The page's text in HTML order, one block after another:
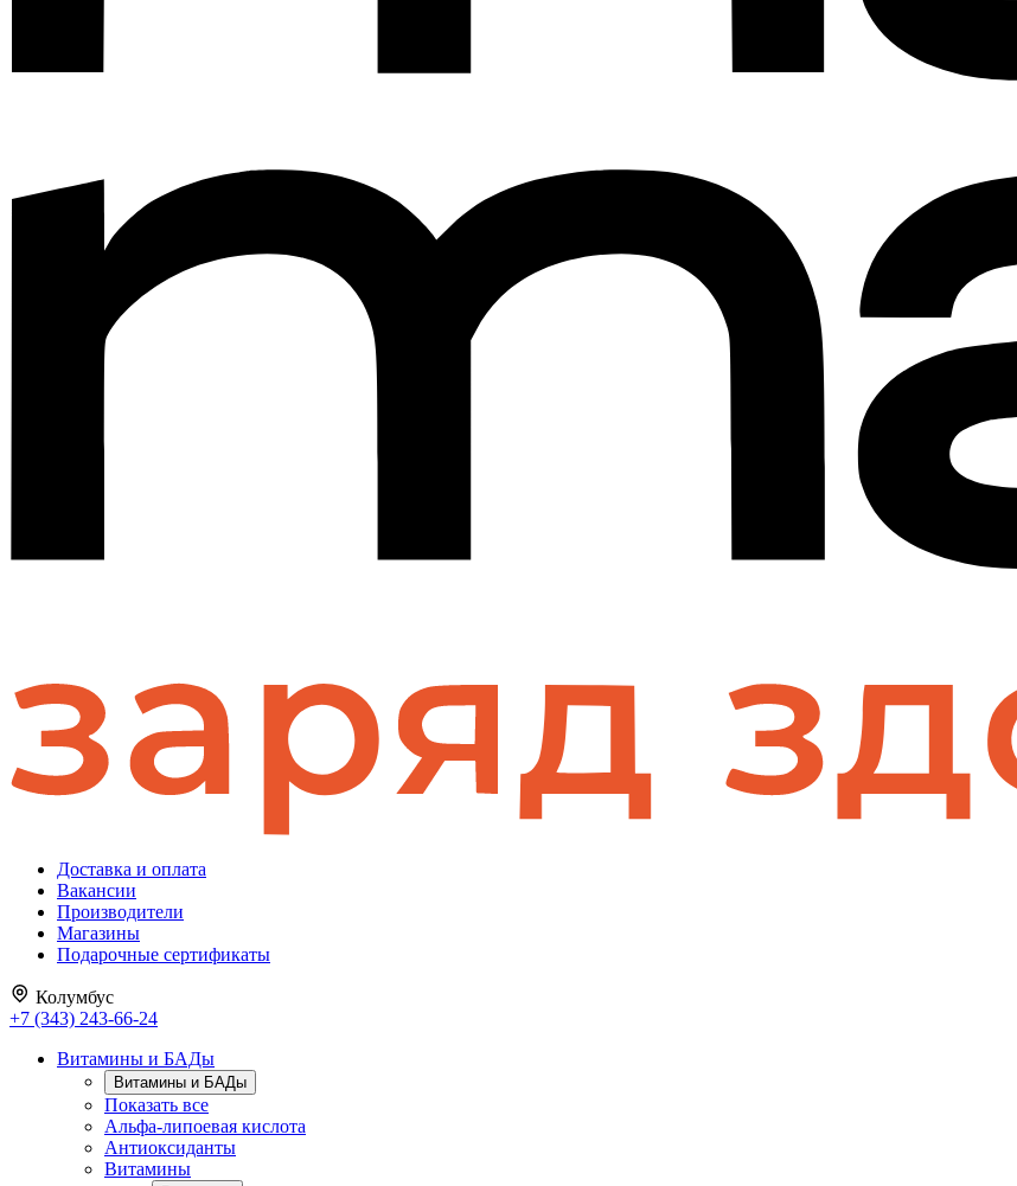
Доставка и оплата
Вакансии
Производители
Магазины
Подарочные сертификаты
Колумбус
+7 (343) 243-66-24
Витамины и БАДы
Витамины и БАДы
Показать все
Альфа-липоевая кислота
Антиоксиданты
Витамины